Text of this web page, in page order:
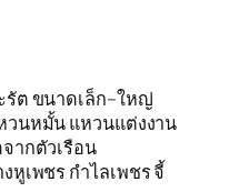
รัต ขนาดเล็ก–ใหญ่
วนหมั้น แหวนแต่งงาน
ากตัวเรือน
หูเพชร กำไลเพชร จี้